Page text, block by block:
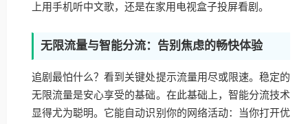
上用手机听中文歌，还是在家用电视盒子投屏看剧。
无限流量与智能分流：告别焦虑的畅快体验
追剧最怕什么？看到关键处提示流量用尽或限速。稳定的
无限流量是安心享受的基础。在此基础上，智能分流技术
显得尤为聪明。它能自动识别你的网络活动：当你打开优